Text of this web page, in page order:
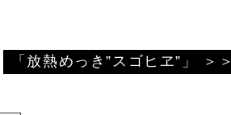
「放熱めっき”スゴヒヱ”」 ＞＞